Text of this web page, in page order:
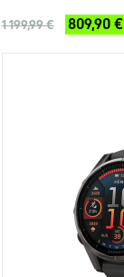
1 199,99 € 809,90 €